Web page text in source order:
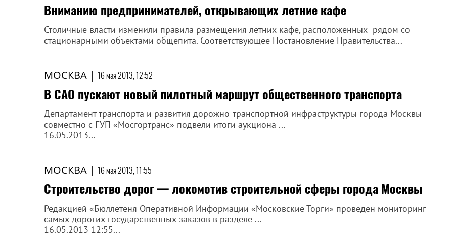
Вниманию предпринимателей, открывающих летние кафе
Столичные власти изменили правила размещения летних кафе, расположенных рядом со
стационарными объектами общепита. Соответствующее Постановление Правительства...
МОСКВА | 16 мая 2013, 12:52
В САО пускают новый пилотный маршрут общественного транспорта
Департамент транспорта и развития дорожно-транспортной инфраструктуры города Москвы
совместно с ГУП «Мосгортранс» подвели итоги аукциона ...
16.05.2013...
МОСКВА | 16 мая 2013, 11:55
Строительство дорог — локомотив строительной сферы города Москвы
Редакцией «Бюллетеня Оперативной Информации «Московские Торги» проведен мониторинг
самых дорогих государственных заказов в разделе ...
16.05.2013 12:55...